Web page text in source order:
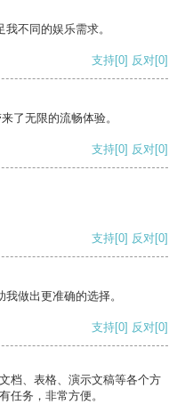
不同的娱乐需求。
支持[0] 反对[0]
了无限的流畅体验。
支持[0] 反对[0]
支持[0] 反对[0]
做出更准确的选择。
支持[0] 反对[0]
档、表格、演示文稿等各个方
任务，非常方便。